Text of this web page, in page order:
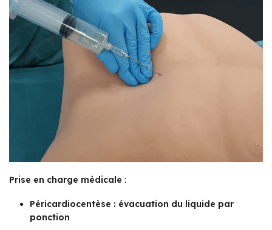
Prise en charge médicale :
Péricardiocentèse : évacuation du liquide par
ponction